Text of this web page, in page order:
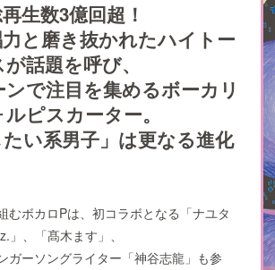
生数3億回超！
と磨き抜かれたハイトー
話題を呼び、
で注目を集めるボーカリ
ピスカーター。
たい系男子」は更なる進化
むボカロPは、初コラボとなる「ナユタ
」、「髙木ます」、
ガーソングライター「神谷志龍」も参